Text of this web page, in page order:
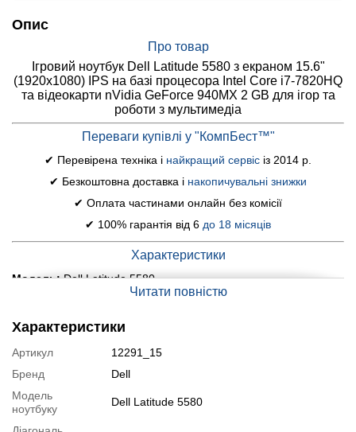
Опис
Про товар
Ігровий ноутбук Dell Latitude 5580 з екраном 15.6"
(1920x1080) IPS на базі процесора Intel Core i7-7820HQ
та відеокарти nVidia GeForce 940MX 2 GB для ігор та
роботи з мультимедіа
Переваги купівлі у "КомпБест™"
✔ Перевірена техніка і найкращий сервіс із 2014 р.
✔ Безкоштовна доставка і накопичувальні знижки
✔ Оплата частинами онлайн без комісії
✔ 100% гарантія від 6 до 18 місяців
Характеристики
Модель:Dell Latitude 5580
(1920x1080) IPS
Процесор:
Intel Core i7-7820HQ (4 (8) ядра по 2.9 - 3.9 GHz),
8 MB Smart Cache
Оперативна пам'ять: 16 GB DDR4
Читати повністю
Характеристики
Артикул
12291_15
Бренд
Dell
Модель
ноутбуку
Dell Latitude 5580